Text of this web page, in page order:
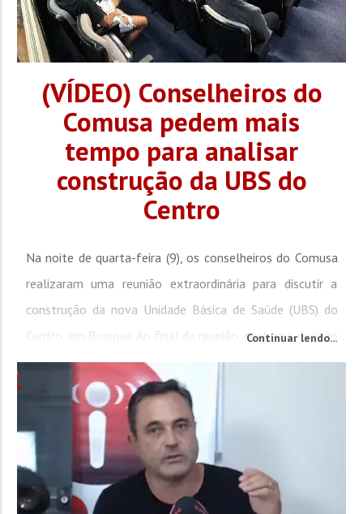
(VÍDEO) Conselheiros do
Comusa pedem mais
tempo para analisar
construção da UBS do
Centro
Na noite de quarta-feira (9), os conselheiros do Comusa
realizaram uma reunião extraordinária para discutir a
construção da nova Unidade Básica de Saúde (UBS) do
Centro, em Brusque. Ao final da reunião, nenhuma decisão
definitiva foi tomada. A maioria dos conselheiros
solicitou mais tempo para análise de documentos e
informações novas apresentadas no encontro. Uma nova
reunião foi marcada para a...
Continuar lendo...